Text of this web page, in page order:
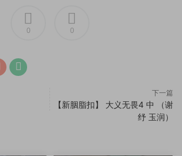
0 0
下一篇
【新胭脂扣】 大义无畏4 中 （谢
纾 玉润）